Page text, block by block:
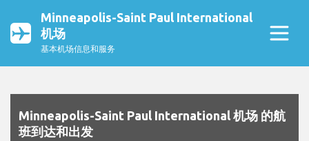
Minneapolis-Saint Paul International
机场
基本机场信息和服务
Minneapolis-Saint Paul International 机场 的航
班到达和出发